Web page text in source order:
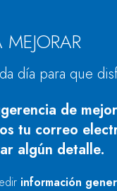
MEJORAR
día para que
de
tu correo
algún detalle.
información